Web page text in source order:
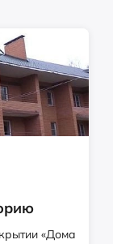
«Дома